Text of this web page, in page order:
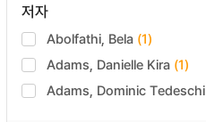
저자
Abolfathi, Bela (1)
Adams, Danielle Kira (1)
Adams, Dominic Tedeschi